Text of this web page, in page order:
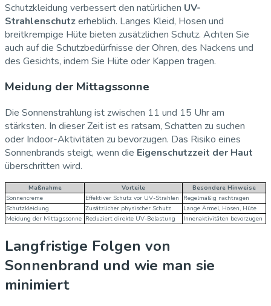
Schutzkleidung verbessert den natürlichen UV-
Strahlenschutzerheblich. Langes Kleid, Hosen und
breitkrempige Hüte bieten zusätzlichen Schutz. Achten Sie
auch auf die Schutzbedürfnisse der Ohren, des Nackens und
des Gesichts, indem Sie Hüte oder Kappen tragen.
Meidung der Mittagssonne
Die Sonnenstrahlung ist zwischen 11 und 15 Uhr am
stärksten. In dieser Zeit ist es ratsam, Schatten zu suchen
oder Indoor-Aktivitäten zu bevorzugen. Das Risiko eines
Sonnenbrands steigt, wenn die Eigenschutzzeit der Haut
überschritten wird.
Maßnahme Vorteile
Besondere Hinweise
Sonnencreme
Effektiver Schutz vor UV-Strahlen
Regelmäßig nachtragen
Schutzkleidung
Zusätzlicher physischer Schutz
Lange Ärmel, Hosen, Hüte
Meidung der Mittagssonne Reduziert direkte UV-Belastung Innenaktivitäten bevorzugen
Langfristige Folgen von
Sonnenbrand und wie man sie
minimiert